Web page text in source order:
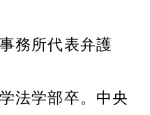
務所代表弁護
法学部卒。中央